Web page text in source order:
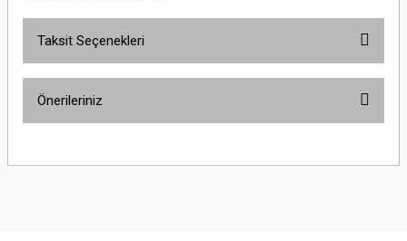
Taksit Seçenekleri
Önerileriniz